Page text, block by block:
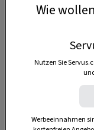
Wie
Nutzen Sie
Werbeeinnahmen